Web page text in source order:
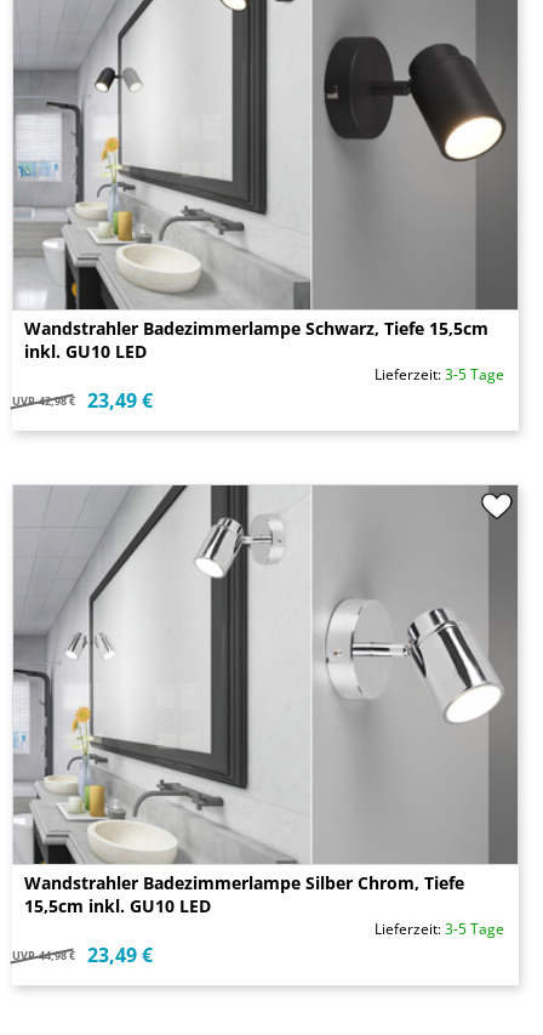
Wandstrahler Badezimmerlampe Schwarz, Tiefe 15,5cm
inkl. GU10 LED
Lieferzeit:3-5 Tage
UVP 42,98 € 23,49 €
Wandstrahler Badezimmerlampe Silber Chrom, Tiefe
15,5cm inkl. GU10 LED
Lieferzeit:3-5 Tage
UVP 44,98 € 23,49 €